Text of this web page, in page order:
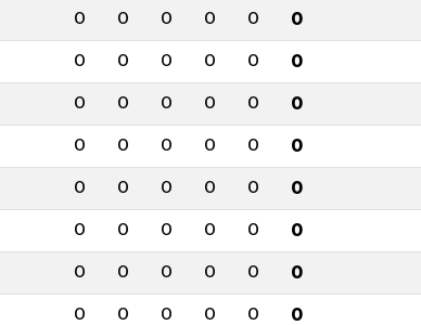
0 0 0 0 0 0
0 0 0 0 0 0
0 0 0 0 0 0
0 0 0 0 0 0
0 0 0 0 0 0
0 0 0 0 0 0
0 0 0 0 0 0
0 0 0 0 0 0